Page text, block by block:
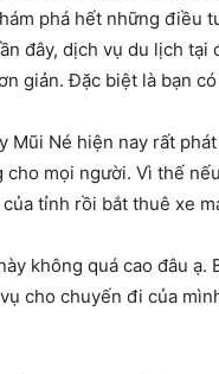
phá hết những điều
đây, dịch vụ du lịch
giản. Đặc biệt là bạn
Mũi Né hiện nay rất
mọi người. Vì thế
tỉnh rồi bắt thuê xe
không quá cao đâu
cho chuyến đi của